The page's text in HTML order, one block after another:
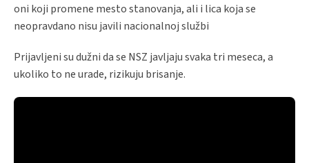
oni koji promene mesto stanovanja, ali i lica koja se
neopravdano nisu javili nacionalnoj službi
Prijavljeni su dužni da se NSZ javljaju svaka tri meseca, a
ukoliko to ne urade, rizikuju brisanje.